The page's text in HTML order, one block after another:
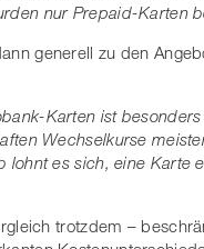
nur Prepaid-Karten
generell zu den
Karten ist
Wechselkurse
lohnt es sich, eine Karte
trotzdem –